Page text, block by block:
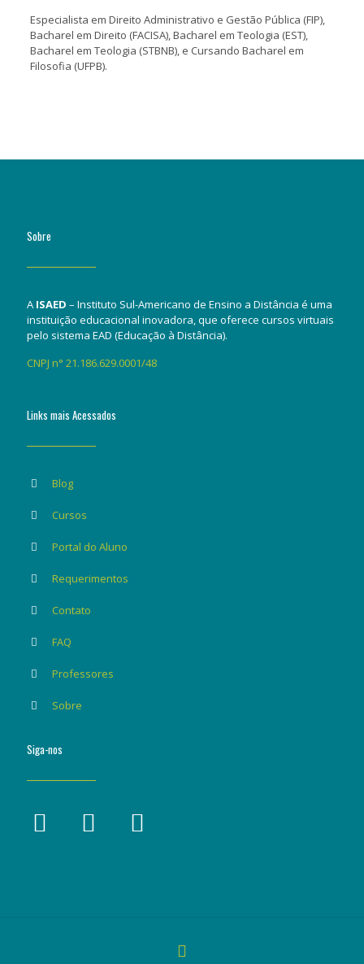
Especialista em Direito Administrativo e Gestão Pública (FIP),
Bacharel em Direito (FACISA), Bacharel em Teologia (EST),
Bacharel em Teologia (STBNB), e Cursando Bacharel em
Filosofia (UFPB).
Sobre
A ISAED – Instituto Sul-Americano de Ensino a Distância é uma
instituição educacional inovadora, que oferece cursos virtuais
pelo sistema EAD (Educação à Distância).
CNPJ n° 21.186.629.0001/48
Links mais Acessados
Blog
Cursos
Portal do Aluno
Requerimentos
Contato
FAQ
Professores
Sobre
Siga-nos